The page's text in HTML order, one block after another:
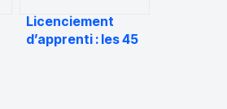
Licenciement
d’apprenti : les 45